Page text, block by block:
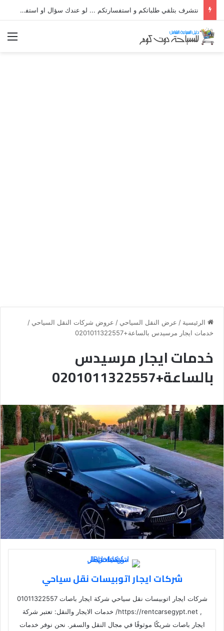
نتشرف بتلقي طلباتكم و استفسارتكم ... لو عندك سؤال او استفسار ماتدرددش فى طلب المساعدة
الرئيسية / عرض النقل السياحي / عروض شركات النقل السياحي /
خدمات ايجار مرسيدس بالساعة+0201011322557
خدمات ايجار مرسيدس
بالساعة+0201011322557
شركات ايجار اتوبيسات نقل سياحي
شركات ايجار اتوبيسات نقل سياحي شركة ايجار باصات 01011322557
, https://rentcarsegypt.net/ خدمات الايجار والنقل: تعتبر شركة
ايجار باصات شريكًا موثوقًا في مجال النقل والسفر. نحن نوفر خدمات